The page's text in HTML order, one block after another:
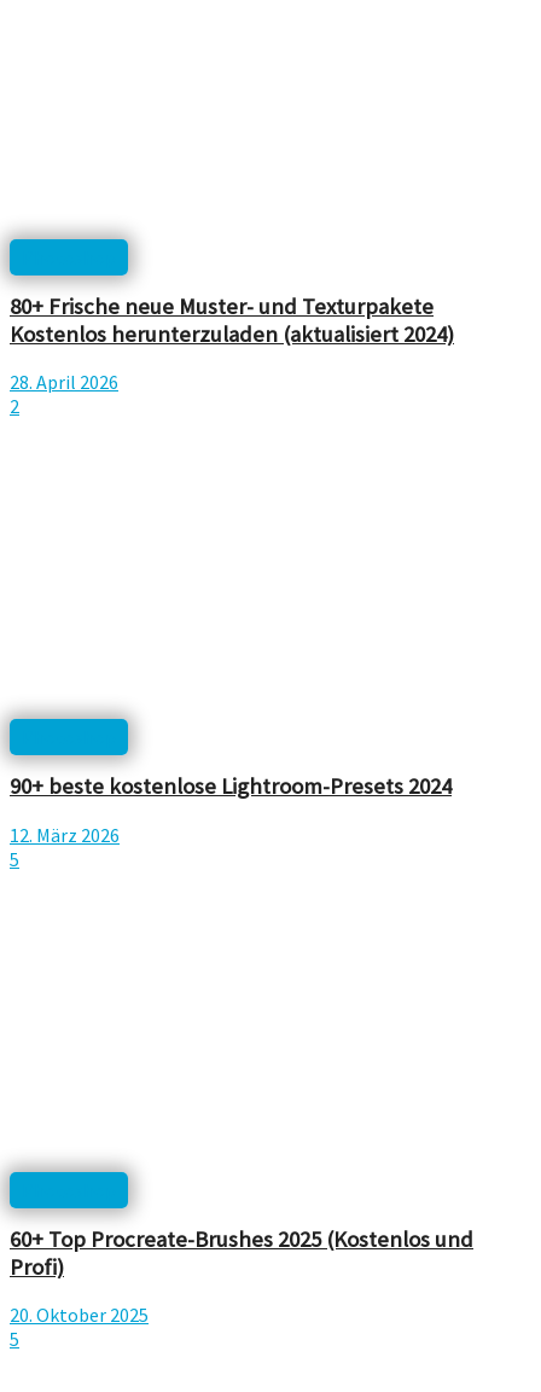
80+ Frische neue Muster- und Texturpakete
Kostenlos herunterzuladen (aktualisiert 2024)
28. April 2026
2
90+ beste kostenlose Lightroom-Presets 2024
12. März 2026
5
60+ Top Procreate-Brushes 2025 (Kostenlos und
Profi)
20. Oktober 2025
5